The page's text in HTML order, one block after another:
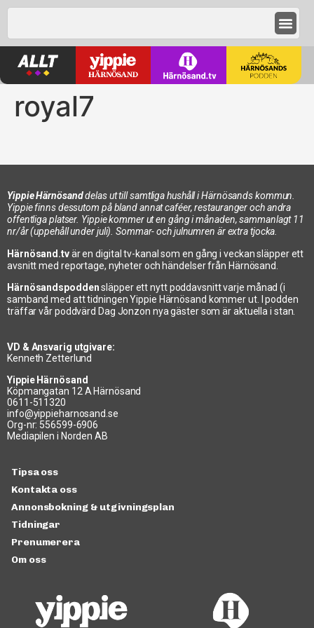
royal7
Yippie Härnösanddelas ut till samtliga hushåll i Härnösands kommun.
Yippie finns dessutom på bland annat caféer, restauranger och andra
offentliga platser. Yippie kommer ut en gång i månaden, sammanlagt 11
nr/år (uppehåll under juli). Sommar- och julnumren är extra tjocka.
Härnösand.tvär en digital tv-kanal som en gång i veckan släpper ett
avsnitt med reportage, nyheter och händelser från Härnösand.
Härnösandspoddensläpper ett nytt poddavsnitt varje månad (i
samband med att tidningen Yippie Härnösand kommer ut. I podden
träffar vår poddvärd Dag Jonzon nya gäster som är aktuella i stan.
VD & Ansvarig utgivare:
Kenneth Zetterlund
Yippie Härnösand
Köpmangatan 12 A Härnösand
0611-511320
info@yippieharnosand.se
Org-nr: 556599-6906
Mediapilen i Norden AB
Tipsa oss
Kontakta oss
Annonsbokning & utgivningsplan
Tidningar
Prenumerera
Om oss